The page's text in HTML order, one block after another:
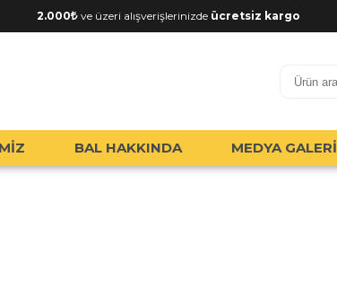
2.000 ve üzeri alışverişlerinizde ücretsiz kargo
BAL HAKKINDA MEDYA GALERİ